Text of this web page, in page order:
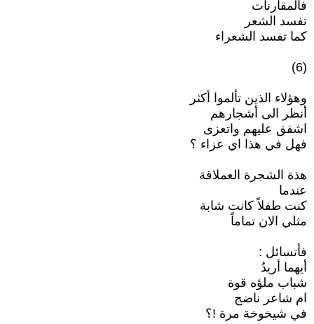
فالمقارنات
تفسد الشعر
كما تفسد الشعراء
(6)
وهؤلاء الذين تألموا أكثر
أنظر الى أشجارهم
اشفق عليهم واتعزى
فهل في هذا اي عزاء ؟
هذة الشجرة العملاقة
عندما
كنت طفلاً كانت شابة
مثلي الان تماماً
فأتسائل :
أيهما أريدُ
شباب ملؤه قوة
ام شاعر ناضج
في شيخوخة مرة !؟